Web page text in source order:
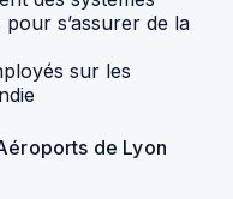
s’assurer de la
sur les
de Lyon